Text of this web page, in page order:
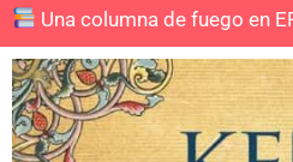
Una columna de fuego en